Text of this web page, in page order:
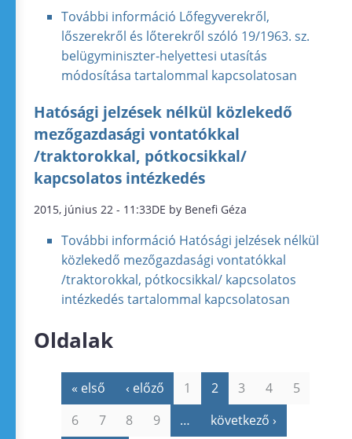
További információ Lőfegyverekről,
lőszerekről és lőterekről szóló 19/1963. sz.
belügyminiszter-helyettesi utasítás
módosítása tartalommal kapcsolatosan
Hatósági jelzések nélkül közlekedő
mezőgazdasági vontatókkal
/traktorokkal, pótkocsikkal/
kapcsolatos intézkedés
2015, június 22 - 11:33DE by Benefi Géza
További információ Hatósági jelzések nélkül
közlekedő mezőgazdasági vontatókkal
/traktorokkal, pótkocsikkal/ kapcsolatos
intézkedés tartalommal kapcsolatosan
Oldalak
« első ‹ előző 1 2 3 4
5
6
7 8 9 … következő ›